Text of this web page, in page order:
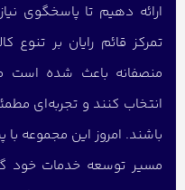
ارائه دهیم تا پاسخگوی
تمرکز قائم رایان بر تنوع
منصفانه باعث شده است
انتخاب کنند و تجربه‌ای
باشند. امروز این مجموعه
مسیر توسعه خدمات خود